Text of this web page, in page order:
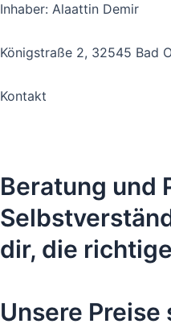
Inhaber: Alaattin Demir
Königstraße 2, 32545 Bad
Kontakt
Beratung und
dir, die
Unsere